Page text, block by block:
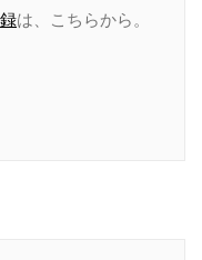
は、こちらから。